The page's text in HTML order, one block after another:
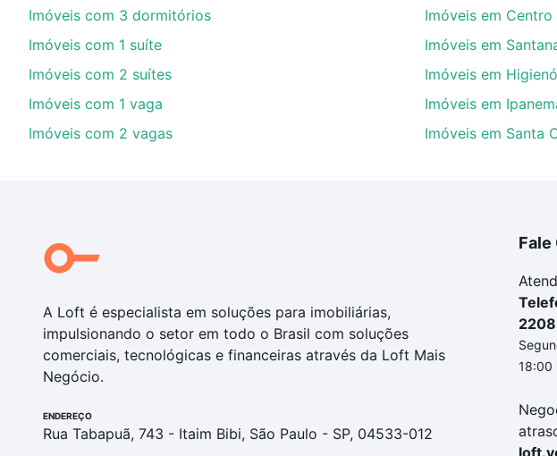
compra, veja em nosso portal
quanto custa comprar um apartamento e
Imóveis com 3 dormitórios
Imóveis com 1 suíte
Imóveis com 2 suítes
Imóveis com 1 vaga
Imóveis com 2 vagas
Imóveis em Centro
Imóveis em
Imóveis em
Imóveis em
Imóveis em Santa
A Loft é especialista em soluções para imobiliárias,
impulsionando o setor em todo o Brasil com soluções
comerciais, tecnológicas e financeiras através da Loft Mais
Negócio.
ENDEREÇO
Rua Tabapuã, 743 - Itaim Bibi, São Paulo - SP, 04533-012
Fale
2208
18:00